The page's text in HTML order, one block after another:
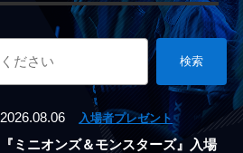
検索
2026.08.06 入場者プレゼント
『ミニオンズ＆モンスターズ』入場